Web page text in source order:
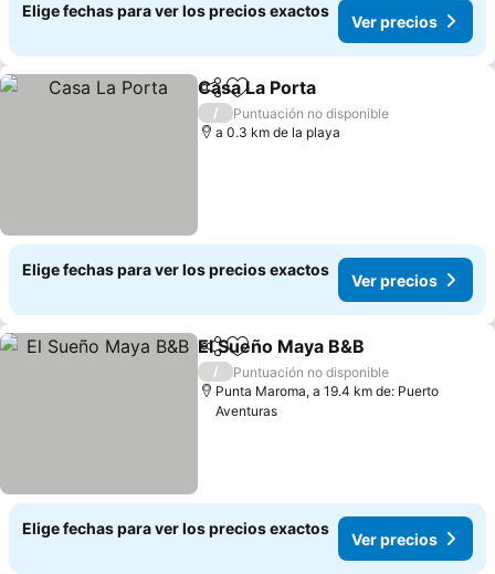
Elige fechas para ver los precios exactos
Ver precios
CompartirAgregar a favoritos
Casa La Porta
/
Puntuación no disponible
a 0.3 km de la playa
Elige fechas para ver los precios exactos
Ver precios
CompartirAgregar a favoritos
El Sueño Maya B&B
/
Puntuación no disponible
Punta Maroma, a 19.4 km de: Puerto
Aventuras
Elige fechas para ver los precios exactos
Ver precios